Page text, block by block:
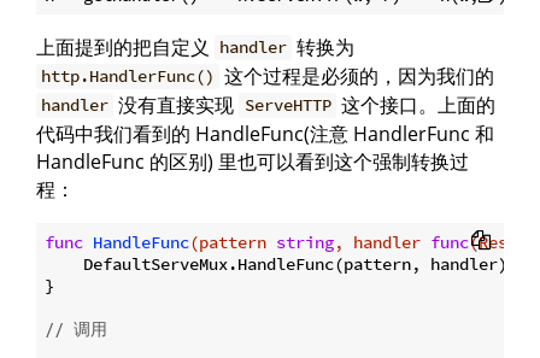
上面提到的把自定义 handler 转换为
http.HandlerFunc() 这个过程是必须的，因为我们的
handler 没有直接实现 ServeHTTP 这个接口。上面的
代码中我们看到的 HandleFunc(注意 HandlerFunc 和
HandleFunc 的区别) 里也可以看到这个强制转换过
程：
func HandleFunc(pattern string, handler func
    DefaultServeMux.HandleFunc(pattern, handler)
}
// 调用